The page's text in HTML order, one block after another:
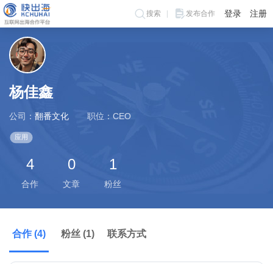
搜索 发布合作 登录 注册
杨佳鑫
公司： 翻番文化 职位：CEO
应用
4
合作
0
文章
1
粉丝
合作 (4) 粉丝 (1) 联系方式